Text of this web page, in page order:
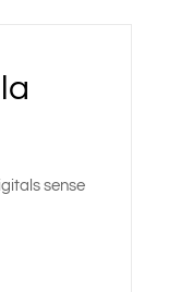
sense